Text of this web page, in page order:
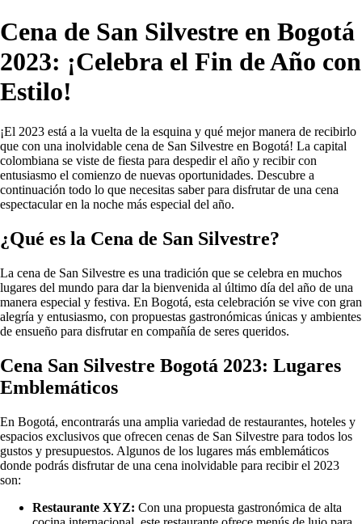
Cena de San Silvestre en Bogotá
2023: ¡Celebra el Fin de Año con
Estilo!
¡El 2023 está a la vuelta de la esquina y qué mejor manera de recibirlo
que con una inolvidable cena de San Silvestre en Bogotá! La capital
colombiana se viste de fiesta para despedir el año y recibir con
entusiasmo el comienzo de nuevas oportunidades. Descubre a
continuación todo lo que necesitas saber para disfrutar de una cena
espectacular en la noche más especial del año.
¿Qué es la Cena de San Silvestre?
La cena de San Silvestre es una tradición que se celebra en muchos
lugares del mundo para dar la bienvenida al último día del año de una
manera especial y festiva. En Bogotá, esta celebración se vive con gran
alegría y entusiasmo, con propuestas gastronómicas únicas y ambientes
de ensueño para disfrutar en compañía de seres queridos.
Cena San Silvestre Bogotá 2023: Lugares
Emblemáticos
En Bogotá, encontrarás una amplia variedad de restaurantes, hoteles y
espacios exclusivos que ofrecen cenas de San Silvestre para todos los
gustos y presupuestos. Algunos de los lugares más emblemáticos
donde podrás disfrutar de una cena inolvidable para recibir el 2023
son:
Restaurante XYZ: Con una propuesta gastronómica de alta